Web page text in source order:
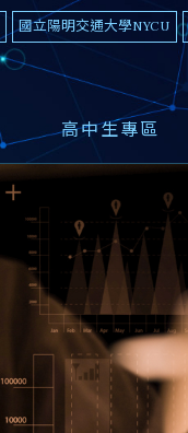
國立陽明交通大學NYCU
高中生專區